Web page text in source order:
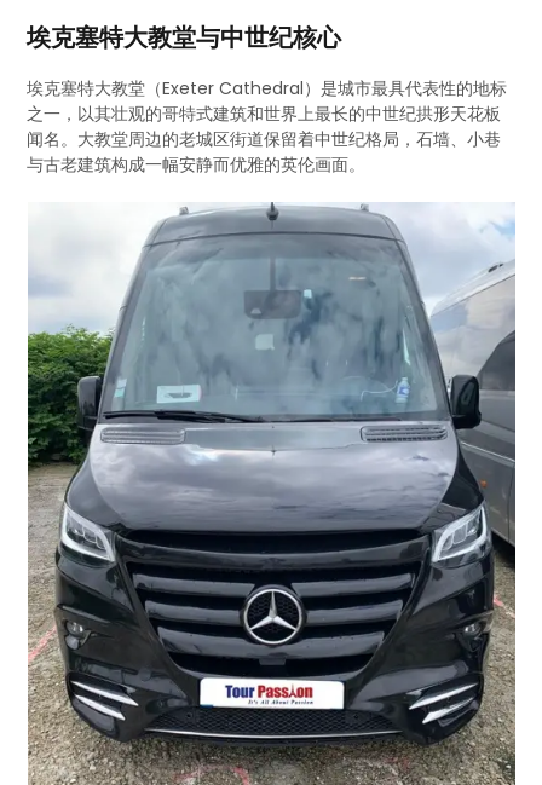
埃克塞特大教堂与中世纪核心
埃克塞特大教堂（Exeter Cathedral）是城市最具代表性的地标
之一，以其壮观的哥特式建筑和世界上最长的中世纪拱形天花板
闻名。大教堂周边的老城区街道保留着中世纪格局，石墙、小巷
与古老建筑构成一幅安静而优雅的英伦画面。